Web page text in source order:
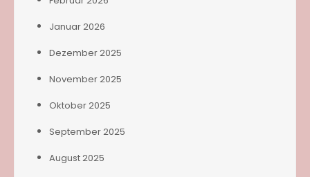
Januar 2026
Dezember 2025
November 2025
Oktober 2025
September 2025
August 2025